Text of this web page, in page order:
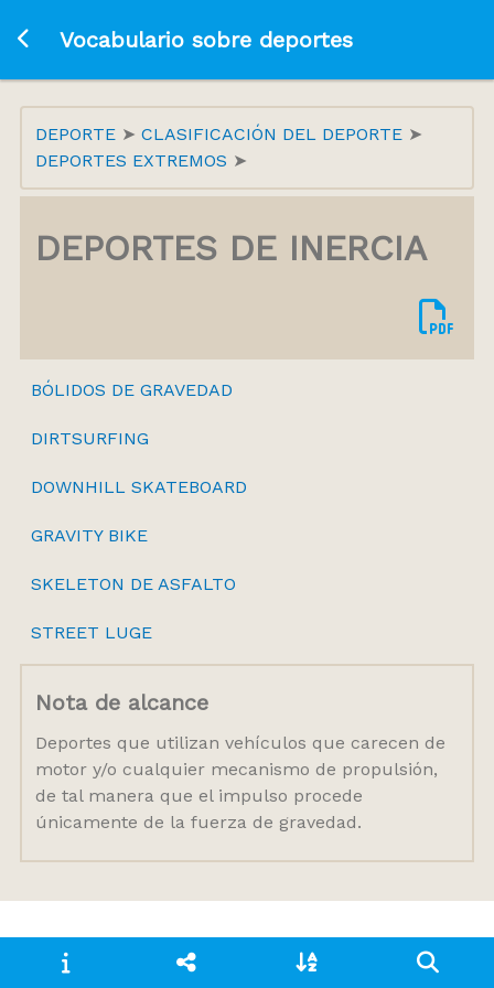
Ir a la página principal
Vocabulario sobre deportes
DEPORTE
CLASIFICACIÓN DEL DEPORTE
DEPORTES EXTREMOS
DEPORTES DE INERCIA
BÓLIDOS DE GRAVEDAD
DIRTSURFING
DOWNHILL SKATEBOARD
GRAVITY BIKE
SKELETON DE ASFALTO
STREET LUGE
Nota de alcance
Deportes que utilizan vehículos que carecen de
motor y/o cualquier mecanismo de propulsión,
de tal manera que el impulso procede
únicamente de la fuerza de gravedad.